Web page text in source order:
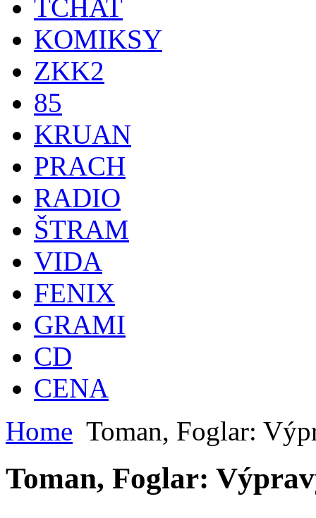
TCHAT
KOMIKSY
ZKK2
85
KRUAN
PRACH
RADIO
ŠTRAM
VIDA
FENIX
GRAMI
CD
CENA
Home Toman, Foglar:
Toman, Foglar: